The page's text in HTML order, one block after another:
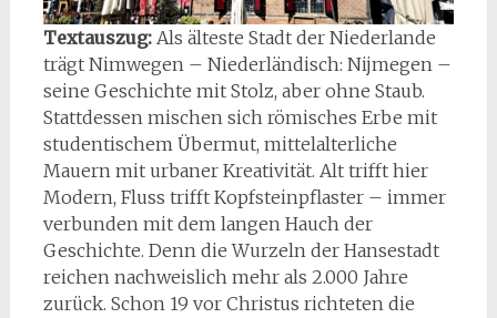
Textauszug: Als älteste Stadt der Niederlande
trägt Nimwegen – Niederländisch: Nijmegen –
seine Geschichte mit Stolz, aber ohne Staub.
Stattdessen mischen sich römisches Erbe mit
studentischem Übermut, mittelalterliche
Mauern mit urbaner Kreativität. Alt trifft hier
Modern, Fluss trifft Kopfsteinpflaster – immer
verbunden mit dem langen Hauch der
Geschichte. Denn die Wurzeln der Hansestadt
reichen nachweislich mehr als 2.000 Jahre
zurück. Schon 19 vor Christus richteten die